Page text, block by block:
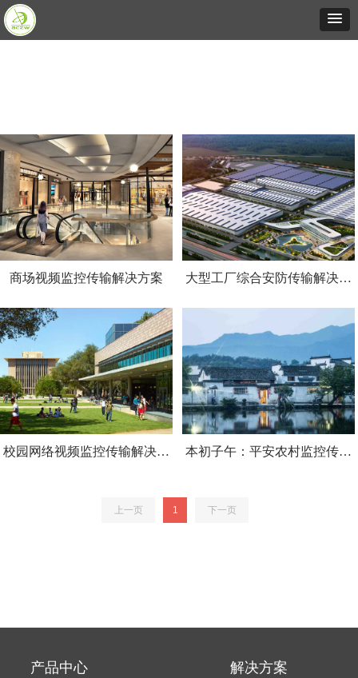
商场视频监控传输解决方案
大型工厂综合安防传输解决方
案
校园网络视频监控传输解决方
本初子午：平安农村监控传输
上一页 1 下一页
产品中心 解决方案